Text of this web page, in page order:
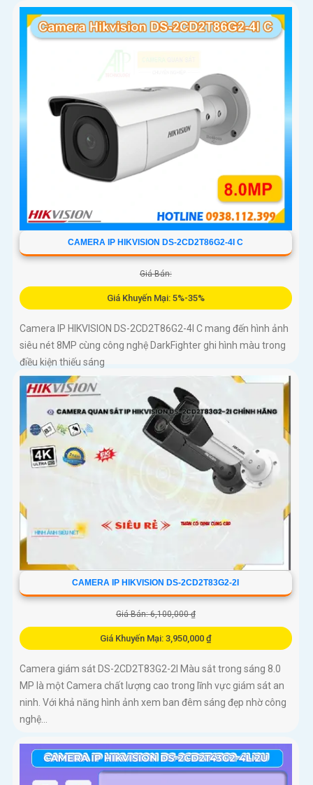
CAMERA IP HIKVISION DS-2CD2T86G2-4I C
Giá Bán:
Giá Khuyến Mại: 5%-35%
Camera IP HIKVISION DS-2CD2T86G2-4I C mang đến hình ảnh
siêu nét 8MP cùng công nghệ DarkFighter ghi hình màu trong
điều kiện thiếu sáng
CAMERA IP HIKVISION DS-2CD2T83G2-2I
Giá Bán: 6,100,000 ₫
Giá Khuyến Mại: 3,950,000 ₫
Camera giám sát DS-2CD2T83G2-2I Màu sắt trong sáng 8.0
MP là một Camera chất lượng cao trong lĩnh vực giám sát an
ninh. Với khả năng hình ảnh xem ban đêm sáng đẹp nhờ công
nghệ...